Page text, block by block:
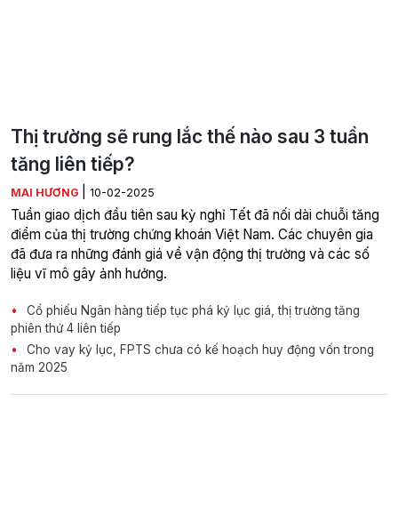
Thị trường sẽ rung lắc thế nào sau 3 tuần
tăng liên tiếp?
MAI HƯƠNG 10-02-2025
Tuần giao dịch đầu tiên sau kỳ nghỉ Tết đã nối dài chuỗi tăng
điểm của thị trường chứng khoán Việt Nam. Các chuyên gia
đã đưa ra những đánh giá về vận động thị trường và các số
liệu vĩ mô gây ảnh hưởng.
Cổ phiếu Ngân hàng tiếp tục phá kỷ lục giá, thị trường tăng
phiên thứ 4 liên tiếp
Cho vay kỷ lục, FPTS chưa có kế hoạch huy động vốn trong
năm 2025